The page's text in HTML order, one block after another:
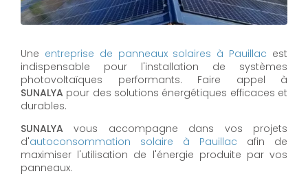
Une entreprise de panneaux solaires à Pauillac est
indispensable pour l'installation de systèmes
photovoltaïques performants. Faire appel à
SUNALYA pour des solutions énergétiques efficaces et
durables.
SUNALYA vous accompagne dans vos projets
d'autoconsommation solaire à Pauillac afin de
maximiser l'utilisation de l'énergie produite par vos
panneaux.